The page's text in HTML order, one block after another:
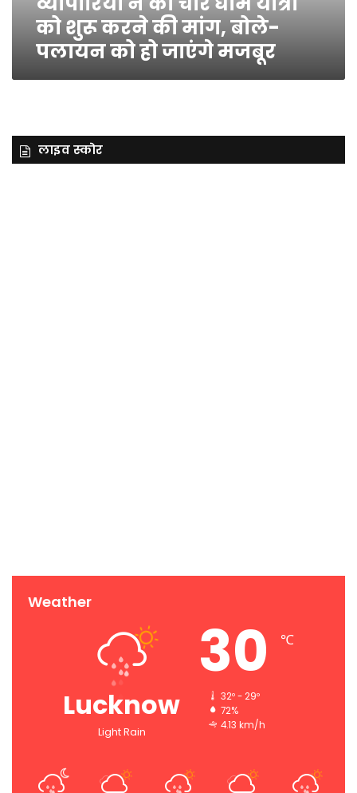
पलायन
हो
को शुरू करने की मांग, बोले-
पलायन को हो जाएंगे मजबूर
लाइव स्कोर
Weather
Lucknow
Light Rain
30 ℃
32º - 29º
72%
4.13 km/h